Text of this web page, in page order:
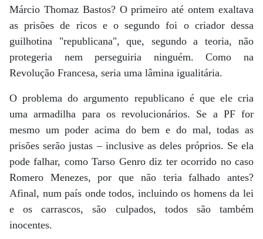
Márcio Thomaz Bastos? O primeiro até ontem exaltava
as prisões de ricos e o segundo foi o criador dessa
guilhotina "republicana", que, segundo a teoria, não
protegeria nem perseguiria ninguém. Como na
Revolução Francesa, seria uma lâmina igualitária.
O problema do argumento republicano é que ele cria
uma armadilha para os revolucionários. Se a PF for
mesmo um poder acima do bem e do mal, todas as
prisões serão justas – inclusive as deles próprios. Se ela
pode falhar, como Tarso Genro diz ter ocorrido no caso
Romero Menezes, por que não teria falhado antes?
Afinal, num país onde todos, incluindo os homens da lei
e os carrascos, são culpados, todos são também
inocentes.